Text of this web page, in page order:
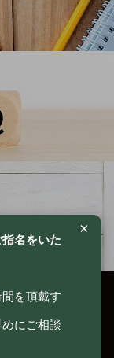
名をいた
を頂戴す
にご相談
×